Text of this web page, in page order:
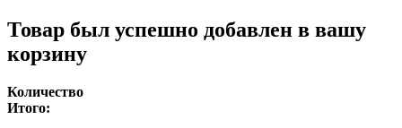
Товар был успешно добавлен в вашу
корзину
Количество
Итого: